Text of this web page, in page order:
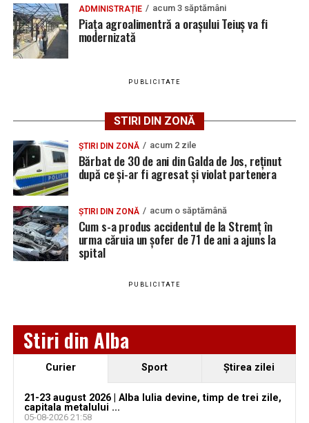
ce și-ar fi agresat și violat partenera
aspectul săvârșirii infracțiunilor de amenințare și
distrugere.
preferată pe Google
Urmărește Ziarul Unirea pe Social Media
YouTube Instagram WhatsApp TikTok
Jaf de peste 300.000 de euro, la Teiuș. Familia
păgubită susține că ancheta bate pasul pe loc, la
aproape o lună de la spargere
Locuri de muncă în Sântimbru, disponibile la 4
august 2026. AJOFM Alba a publicat lista posturilor
vacante
ADMINISTRAȚIE acum 3 săptămâni
Piața agroalimentră a orașului Teiuș va fi
modernizată
PUBLICITATE
STIRI DIN ZONĂ
ȘTIRI DIN ZONĂ acum 2 zile
Bărbat de 30 de ani din Galda de Jos, reținut
după ce și-ar fi agresat și violat partenera
ȘTIRI DIN ZONĂ acum o săptămână
Cum s-a produs accidentul de la Stremț în
urma căruia un șofer de 71 de ani a ajuns la
spital
PUBLICITATE
Stiri din Alba
Curier Sport Ştirea zilei
21-23 august 2026 | Alba Iulia devine, timp de trei zile,
capitala metalului ...
05-08-2026 21:58